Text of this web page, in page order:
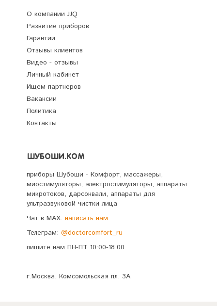
О компании JJQ
Развитие приборов
Гарантии
Отзывы клиентов
Видео - отзывы
Личный кабинет
Ищем партнеров
Вакансии
Политика
Контакты
ШУБОШИ.КОМ
приборы Шубоши - Комфорт, массажеры,
миостимуляторы, электростимуляторы, аппараты
микротоков, дарсонвали, аппараты для
ультразвуковой чистки лица
Чат в MAX: написать нам
Телеграм: @doctorcomfort_ru
пишите нам ПН-ПТ 10:00-18:00
г.Москва, Комсомольская пл. 3А